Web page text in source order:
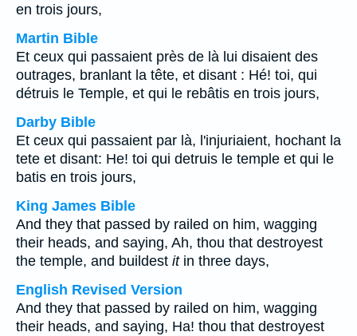
en trois jours,
Martin Bible
Et ceux qui passaient près de là lui disaient des
outrages, branlant la tête, et disant : Hé! toi, qui
détruis le Temple, et qui le rebâtis en trois jours,
Darby Bible
Et ceux qui passaient par là, l'injuriaient, hochant la
tete et disant: He! toi qui detruis le temple et qui le
batis en trois jours,
King James Bible
And they that passed by railed on him, wagging
their heads, and saying, Ah, thou that destroyest
the temple, and buildest itin three days,
English Revised Version
And they that passed by railed on him, wagging
their heads, and saying, Ha! thou that destroyest